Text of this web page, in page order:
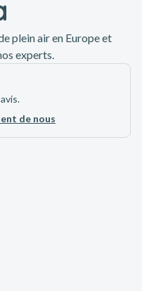
plein air en Europe et
experts.
de nous